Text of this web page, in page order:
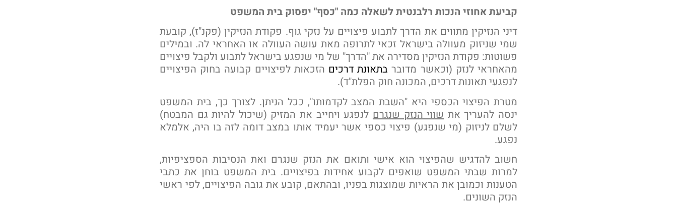
קביעת אחוזי הנכות רלבנטית לשאלה כמה "כסף" יפסוק בית המשפט
דיני הנזיקין מתווים את הדרך לתבוע פיצויים על נזקי גוף. פקודת הנזיקין (פקנ"ז), קובעת
שמי שניזוק מעוולה בישראל זכאי לתרופה מאת עושה העוולה או האחראי לה. ובמילים
פשוטות: פקודת הנזיקין מסדירה את "הדרך" של מי שנפגע בישראל לתבוע ולקבל פיצויים
מהאחראי לנזק (וכאשר מדובר בתאונת דרכים הזכאות לפיצויים קבועה בחוק הפיצויים
לנפגעי תאונות דרכים, המכונה חוק הפלת"ד).
מטרת הפיצוי הכספי היא "השבת המצב לקדמותו", ככל הניתן. לצורך כך, בית המשפט
ינסה להעריך את שווי הנזק שנגרם לנפגע ויחייב את המזיק (שיכול להיות גם המבטח)
לשלם לניזוק (מי שנפגע) פיצוי כספי אשר יעמיד אותו במצב דומה לזה בו היה, אלמלא
נפגע.
חשוב להדגיש שהפיצוי הוא אישי ותואם את הנזק שנגרם ואת הנסיבות הספציפיות,
למרות שבתי המשפט שואפים לקבוע אחידות בפיצויים. בית המשפט בוחן את כתבי
הטענות וכמובן את הראיות שמוצגות בפניו, ובהתאם, קובע את גובה הפיצויים, לפי ראשי
הנזק השונים.